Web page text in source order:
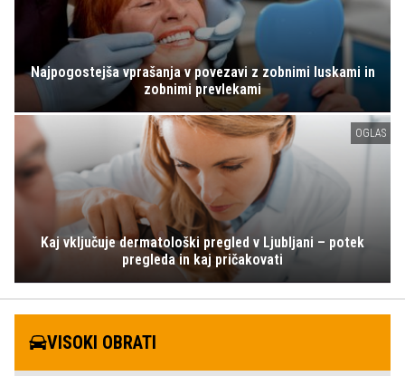
Najpogostejša vprašanja v povezavi z zobnimi luskami in
zobnimi prevlekami
OGLAS
Kaj vključuje dermatološki pregled v Ljubljani – potek
pregleda in kaj pričakovati
VISOKI OBRATI